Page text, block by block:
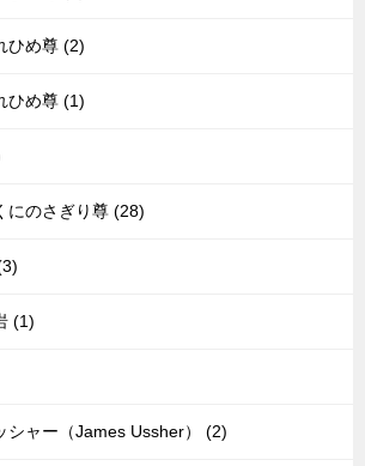
ひめ尊 (2)
ひめ尊 (1)
にのさぎり尊 (28)
(1)
シャー（James Ussher） (2)